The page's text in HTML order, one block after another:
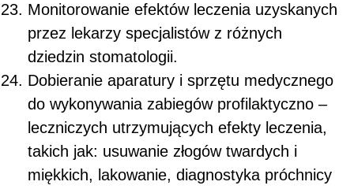
Monitorowanie efektów leczenia uzyskanych
przez lekarzy specjalistów z różnych
dziedzin stomatologii.
Dobieranie aparatury i sprzętu medycznego
do wykonywania zabiegów profilaktyczno –
leczniczych utrzymujących efekty leczenia,
takich jak: usuwanie złogów twardych i
miękkich, lakowanie, diagnostyka próchnicy